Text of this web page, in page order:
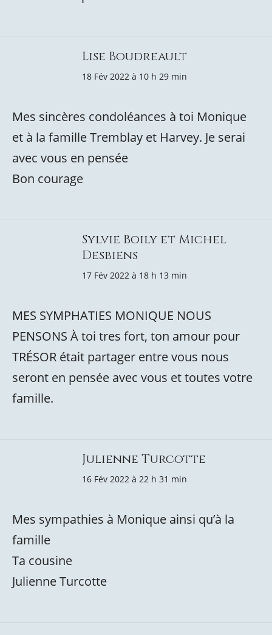
Lise Boudreault
18 Fév 2022 à 10 h 29 min
Mes sincères condoléances à toi Monique
et à la famille Tremblay et Harvey. Je serai
avec vous en pensée
Bon courage
Sylvie Boily et Michel
Desbiens
17 Fév 2022 à 18 h 13 min
MES SYMPHATIES MONIQUE NOUS
PENSONS À toi tres fort, ton amour pour
TRÉSOR était partager entre vous nous
seront en pensée avec vous et toutes votre
famille.
Julienne Turcotte
16 Fév 2022 à 22 h 31 min
Mes sympathies à Monique ainsi qu’à la
famille
Ta cousine
Julienne Turcotte